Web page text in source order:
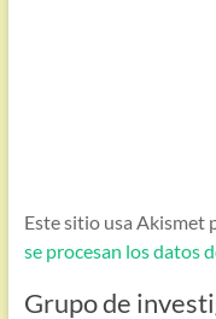
Este sitio usa Akismet
se procesan los datos
Grupo de